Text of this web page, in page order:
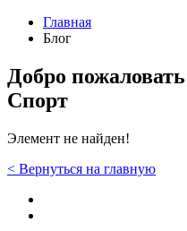
Главная
Блог
Добро
Спорт
Элемент не найден!
< Вернуться на главную